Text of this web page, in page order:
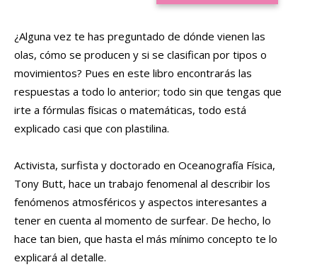
¿Alguna vez te has preguntado de dónde vienen las
olas, cómo se producen y si se clasifican por tipos o
movimientos? Pues en este libro encontrarás las
respuestas a todo lo anterior; todo sin que tengas que
irte a fórmulas físicas o matemáticas, todo está
explicado casi que con plastilina.
Activista, surfista y doctorado en Oceanografía Física,
Tony Butt, hace un trabajo fenomenal al describir los
fenómenos atmosféricos y aspectos interesantes a
tener en cuenta al momento de surfear. De hecho, lo
hace tan bien, que hasta el más mínimo concepto te lo
explicará al detalle.